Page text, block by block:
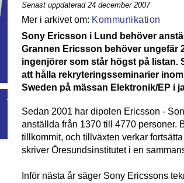
Senast uppdaterad 24 december 2007
Kommunikation
Sony Ericsson i Lund behöver
Grannen Ericsson behöver ungefär
ingenjörer som står högst på listan.
att hålla rekryteringsseminarier
Sweden på mässan Elektronik/EP i
Sedan 2001 har dipolen Ericsson -
anställda från 1370 till 4770 personer.
tillkommit, och tillväxten verkar
skriver Öresundsinstitutet i en
Inför nästa år säger Sony Ericssons